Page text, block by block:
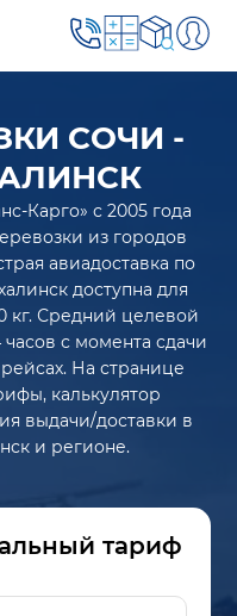
СОЧИ -
Карго» с 2005 года
из городов
авиадоставка по
доступна для
кг. Средний целевой
с момента сдачи
На странице
калькулятор
выдачи/доставки в
и регионе.
тариф